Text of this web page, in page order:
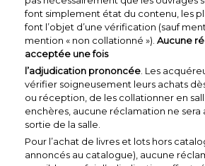
font simplement état du contenu, les
font l’objet d’une vérification (sauf
mention « non collationné »). Aucune
acceptée une fois
l’adjudication prononcée . Les
vérifier soigneusement leurs achats
ou réception, de les collationner en
enchères, aucune réclamation ne sera
sortie de la salle.
Pour l’achat de livres et lots hors
annoncés au catalogue), aucune